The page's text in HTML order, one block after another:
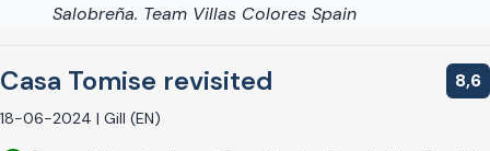
Salobreña. Team Villas Colores Spain
Casa Tomise revisited
18-06-2024 | Gill (EN)
8,6